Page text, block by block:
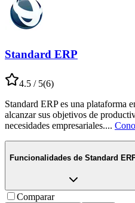
Standard ERP
4.5 / 5(6)
Standard ERP es una plataforma
alcanzar sus objetivos de
necesidades empresariales....
Funcionalidades de Standard
Comparar